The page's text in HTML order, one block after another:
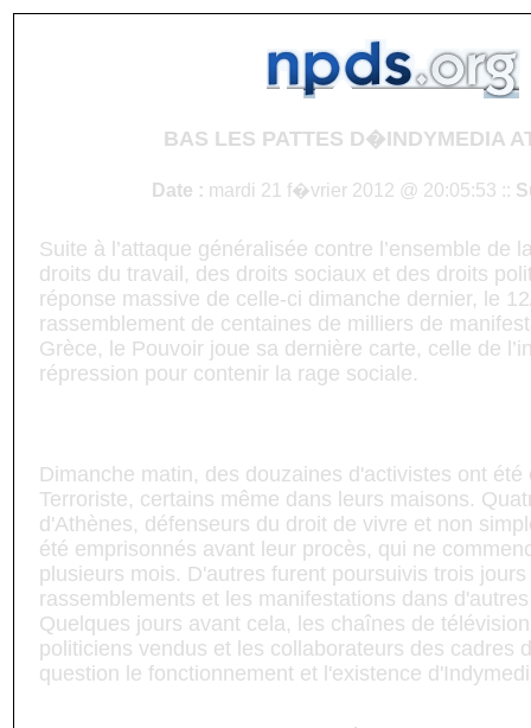
BAS LES PATTES D�INDYMEDIA
Date : mardi 21 f�vrier 2012 @ 20:05:53 ::
Suite à l’attaque généralisée contre l’ensemble de
droits du travail, des droits sociaux et des droits
réponse massive de celle-ci dimanche dernier, le
rassemblement de centaines de milliers de
Grèce, le Pouvoir joue sa dernière carte, celle de
répression pour contenir la rage sociale.
Dimanche matin, des douzaines d'activistes ont été
Terroriste, certains même dans leurs maisons.
d'Athènes, défenseurs du droit de vivre et non
été emprisonnés avant leur procès, qui ne
plusieurs mois. D'autres furent poursuivis trois
rassemblements et les manifestations dans
Quelques jours avant cela, les chaînes de
politiciens vendus et les collaborateurs des cadres
question le fonctionnement et l'existence